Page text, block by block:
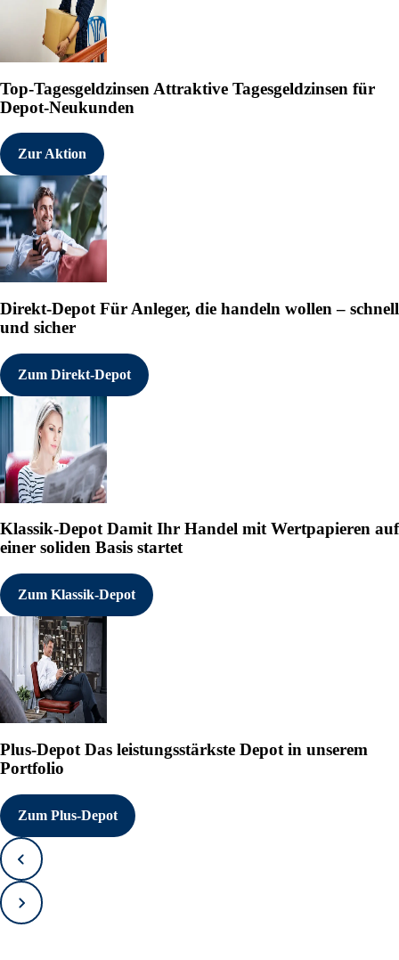
Top-Tagesgeldzinsen Attraktive Tagesgeldzinsen für
Depot-Neukunden
Zur Aktion
Direkt-Depot Für Anleger, die handeln wollen – schnell
und sicher
Zum Direkt-Depot
Klassik-DepotDamit Ihr Handel mit Wertpapieren auf
einer soliden Basis startet
Zum Klassik-Depot
Plus-Depot Das leistungsstärkste Depot in unserem
Portfolio
Zum Plus-Depot
Zurück
Vorwärts